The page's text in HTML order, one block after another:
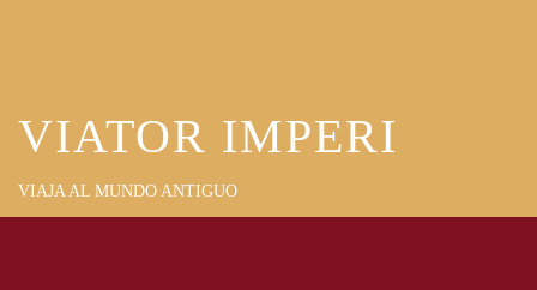
VIATOR IMPERI
VIAJA AL MUNDO ANTIGUO